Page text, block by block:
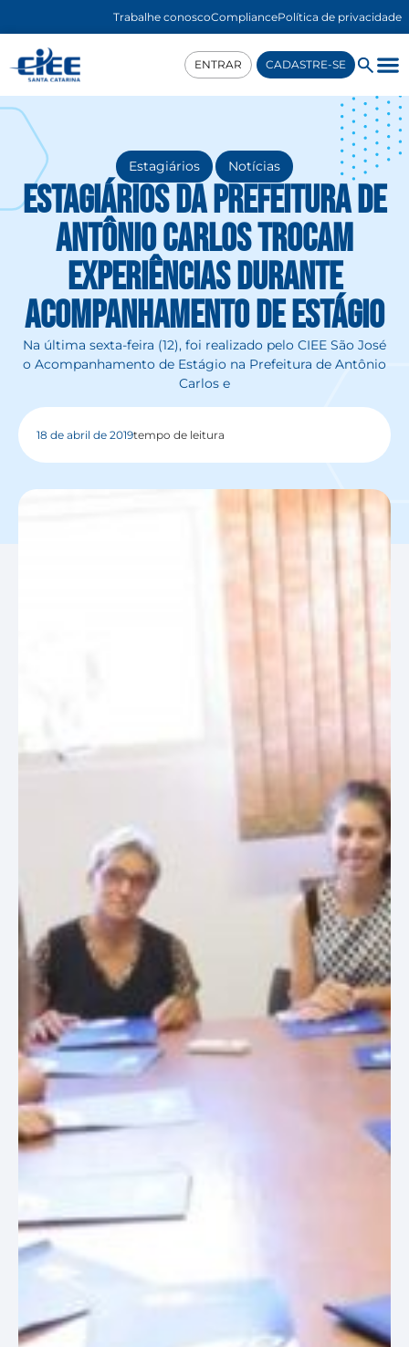
Trabalhe conoscoCompliancePolítica de privacidade
ENTRAR CADASTRE-SE
Estagiários , Notícias
Estagiários da Prefeitura de
Antônio Carlos trocam
experiências durante
Acompanhamento de Estágio
Na última sexta-feira (12), foi realizado pelo CIEE São José
o Acompanhamento de Estágio na Prefeitura de Antônio
Carlos e
18 de abril de 2019tempo de leitura